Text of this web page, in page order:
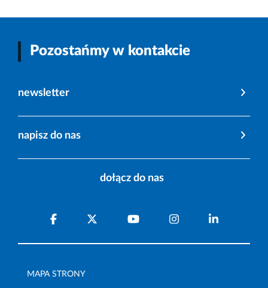
Pozostańmy w kontakcie
newsletter
napisz do nas
dołącz do nas
MAPA STRONY